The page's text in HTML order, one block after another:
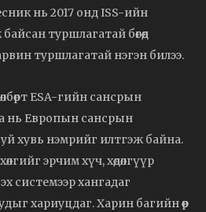
нь 2017 онд ISS-ийн
туршлагатай бөгөөд
туршлагатай нэгэн билээ.
ESA-гийн сансрын
нь Европын сансрын
хувь нэмрийг илтгэж байна.
эрчим хүч, хөдөлгүүр
системээр хангадаг
хариуцдаг. Харин багийн өөр